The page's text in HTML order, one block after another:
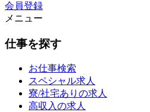
会員登録
メニュー
仕事を探す
お仕事検索
スペシャル求人
寮/社宅ありの求人
高収入の求人